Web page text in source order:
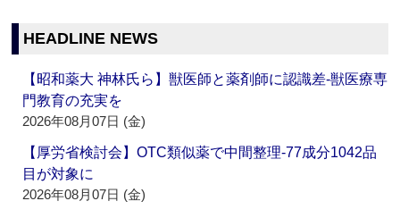
HEADLINE NEWS
【昭和薬大 神林氏ら】獣医師と薬剤師に認識差‐獣医療専
門教育の充実を
2026年08月07日 (金)
【厚労省検討会】OTC類似薬で中間整理‐77成分1042品
目が対象に
2026年08月07日 (金)